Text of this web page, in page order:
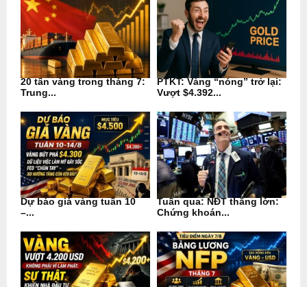
20 tấn vàng trong tháng 7:
Trung...
PTKT: Vàng “nóng” trở lại:
Vượt $4.392...
Dự báo giá vàng tuần 10
–...
Tuần qua: NĐT thắng lớn:
Chứng khoán...